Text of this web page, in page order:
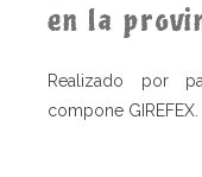
en la
Realizado por
compone GIREFEX.